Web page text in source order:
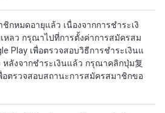
กหมดอายุแล้ว เนื่องจากการชำระเงิ
หลว กรุณาไปที่การตั้งค่าการสมัครสม
Play เพื่อตรวจสอบวิธีการชำระเงินแ
หลังจากชำระเงินแล้ว กรุณาคลิกปุ่ม复
อตรวจสอบสถานะการสมัครสมาชิกขอ